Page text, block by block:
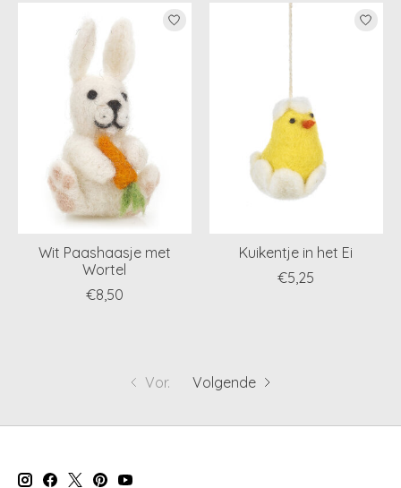
Wit Paashaasje met
Wortel
€8,50
Kuikentje in het Ei
€5,25
Vor. Volgende